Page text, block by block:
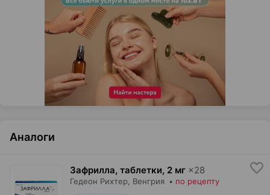
Аналоги
Зафрилла, таблетки, 2 мг ×28
Гедеон Рихтер , Венгрия • по рецепту